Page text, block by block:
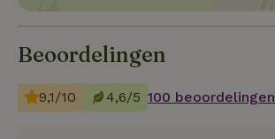
Beoordelingen
9,1/10 4,6/5 100 beoordelingen